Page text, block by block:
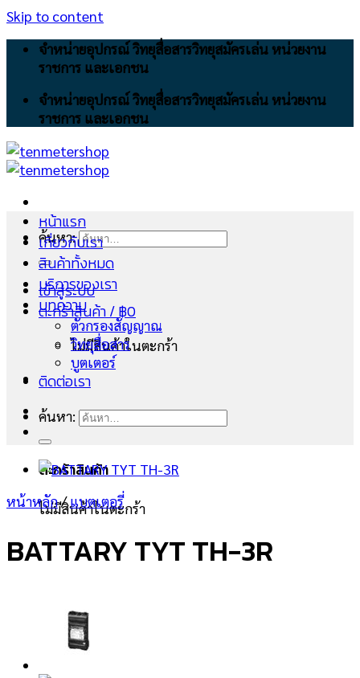
Skip to content
จำหน่ายอุปกรณ์ วิทยุสื่อสารวิทยุสมัครเล่น หน่วยงาน
ราชการ และเอกชน
จำหน่ายอุปกรณ์ วิทยุสื่อสารวิทยุสมัครเล่น หน่วยงาน
ราชการ และเอกชน
ค้นหา:
เข้าสู่ระบบ
ตะกร้าสินค้า /฿0
ไม่มีสินค้าในตะกร้า
ตะกร้าสินค้า
ไม่มีสินค้าในตะกร้า
หน้าแรก
เกี่ยวกับเรา
สินค้าทั้งหมด
บริการของเรา
บทความ
ตัวกรองสัญญาณ
วิทยุสื่อสาร
บูตเตอร์
ติดต่อเรา
ค้นหา:
หน้าหลัก/ แบตเตอรี่
BATTARY TYT TH-3R